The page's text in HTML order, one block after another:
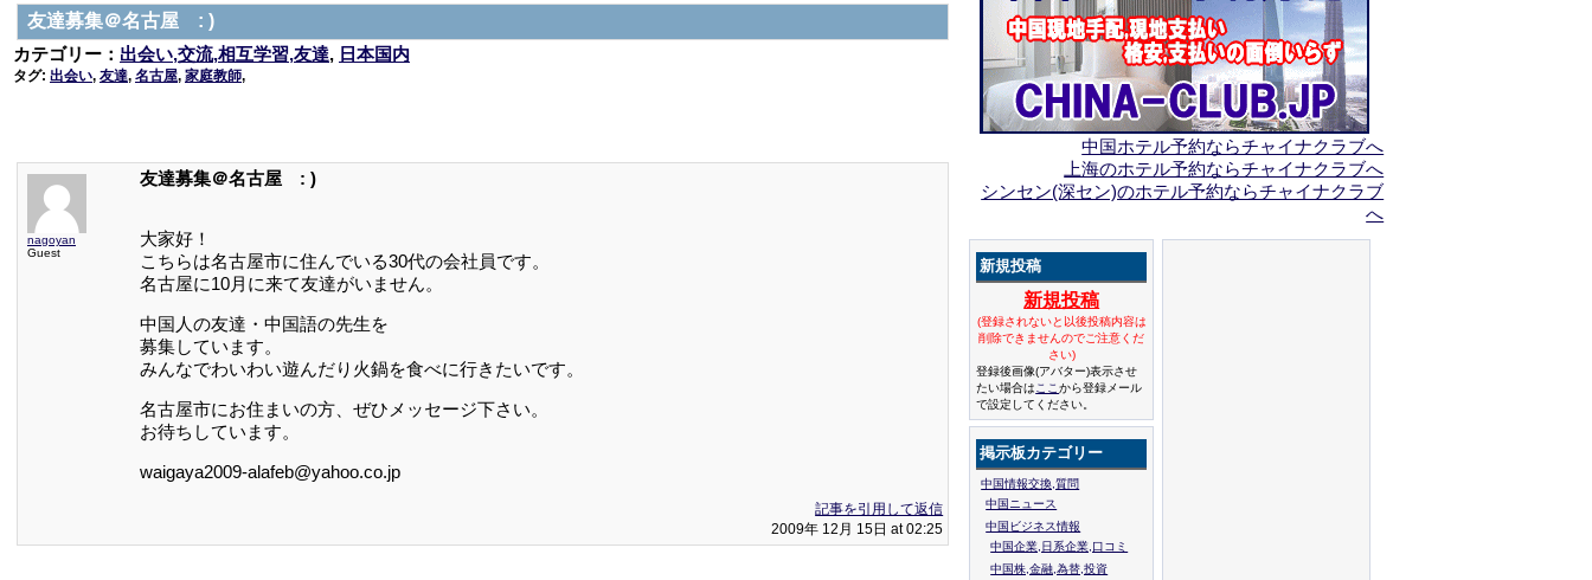
友達募集＠名古屋 : )
カテゴリー： 出会い,交流,相互学習,友達, 日本国内
タグ: 出会い, 友達, 名古屋, 家庭教師,
nagoyan
Guest
友達募集＠名古屋 : )
大家好！
こちらは名古屋市に住んでいる30代の会社員です。
名古屋に10月に来て友達がいません。
中国人の友達・中国語の先生を
募集しています。
みんなでわいわい遊んだり火鍋を食べに行きたいです。
名古屋市にお住まいの方、ぜひメッセージ下さい。
お待ちしています。
waigaya2009-alafeb@yahoo.co.jp
記事を引用して返信
2009年 12月 15日 at 02:25
中国ホテル予約ならチャイナクラブへ
上海のホテル予約ならチャイナクラブへ
シンセン(深セン)のホテル予約ならチャイナクラブ
へ
新規投稿
新規投稿
(登録されないと以後投稿内容は
削除できませんのでご注意くだ
さい)
登録後画像(アバター)表示させ
たい場合は ここから登録メール
で設定してください。
掲示板カテゴリー
中国情報交換,質問
中国ニュース
中国ビジネス情報
中国企業,日系企業,口コミ
中国株,金融,為替,投資